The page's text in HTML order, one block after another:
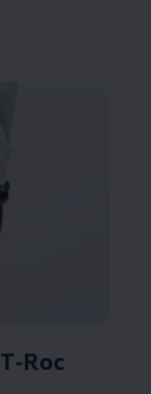
T‑Roc